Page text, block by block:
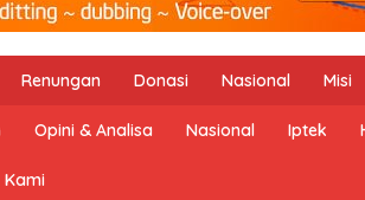
Renungan Donasi Nasional Misi
Opini & Analisa Nasional Iptek
Kami